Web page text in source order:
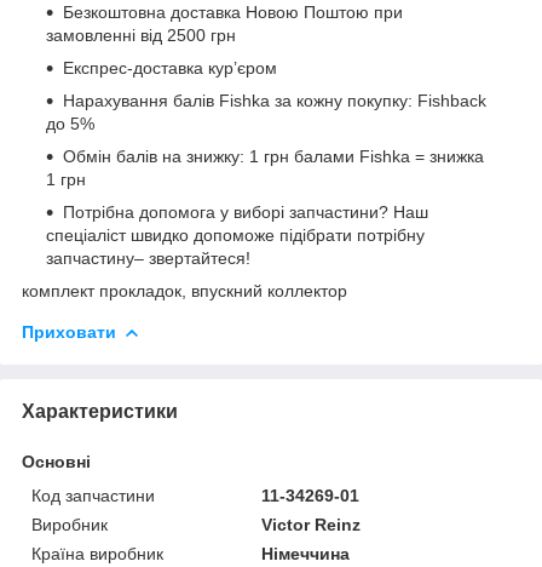
Безкоштовна доставка Новою Поштою при
замовленні від 2500 грн
Експрес-доставка кур’єром
Нарахування балів Fishka за кожну покупку: Fishback
до 5%
Обмін балів на знижку: 1 грн балами Fishka = знижка
1 грн
Потрібна допомога у виборі запчастини? Наш
спеціаліст швидко допоможе підібрати потрібну
запчастину– звертайтеся!
комплект прокладок, впускний коллектор
Приховати
Характеристики
Основні
Код запчастини
11-34269-01
Виробник
Victor Reinz
Країна виробник
Німеччина